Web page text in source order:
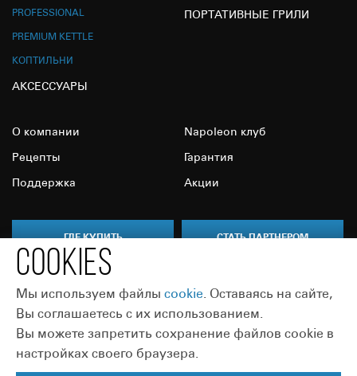
PROFESSIONAL
PREMIUM KETTLE
КОПТИЛЬНИ
ПОРТАТИВНЫЕ ГРИЛИ
АКСЕССУАРЫ
О компании Napoleon клуб
Рецепты Гарантия
Поддержка Акции
ГДЕ КУПИТЬ СТАТЬ ПАРТНЕРОМ
Присоединяйтесь:
COOKIES
Мы используем файлы сookie. Оставаясь на сайте,
Вы соглашаетесь с их использованием.
Вы можете запретить сохранение файлов cookie в
настройках своего браузера.